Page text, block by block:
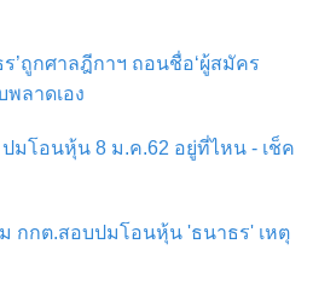
’ถูกศาลฎีกาฯ ถอนชื่อ‘ผู้สมัคร
พลาดเอง
มโอนหุ้น 8 ม.ค.62 อยู่ที่ไหน - เช็ค
กกต.สอบปมโอนหุ้น 'ธนาธร' เหตุ